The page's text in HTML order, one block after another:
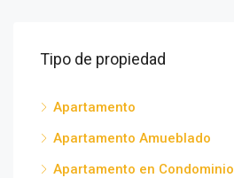
Tipo de propiedad
Apartamento
Apartamento Amueblado
Apartamento en Condominio